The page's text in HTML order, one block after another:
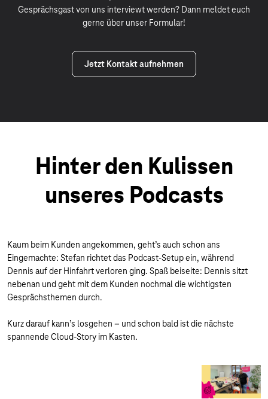
Gesprächsgast von uns interviewt werden? Dann meldet euch
gerne über unser Formular!
Jetzt Kontakt aufnehmen
Hinter den Kulissen
unseres Podcasts
Kaum beim Kunden angekommen, geht’s auch schon ans
Eingemachte: Stefan richtet das Podcast-Setup ein, während
Dennis auf der Hinfahrt verloren ging. Spaß beiseite: Dennis sitzt
nebenan und geht mit dem Kunden nochmal die wichtigsten
Gesprächsthemen durch.
Kurz darauf kann’s losgehen – und schon bald ist die nächste
spannende Cloud-Story im Kasten.